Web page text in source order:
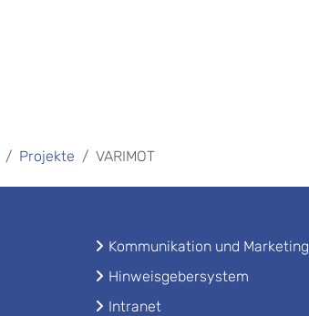
Projekte VARIMOT
Kommunikation und Marketing
Hinweisgebersystem
Intranet